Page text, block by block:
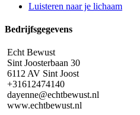
Luisteren naar je lichaam
Bedrijfsgegevens
Echt Bewust
Sint Joosterbaan 30
6112 AV Sint Joost
+31612474140
dayenne@echtbewust.nl
www.echtbewust.nl